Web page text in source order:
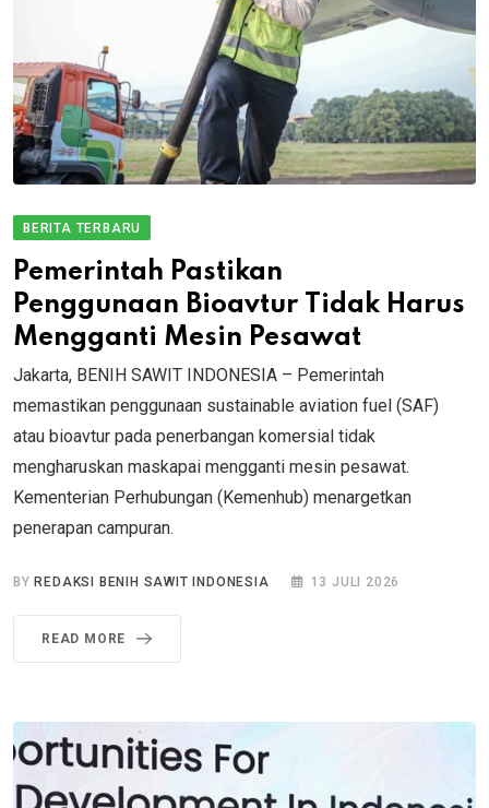
BERITA TERBARU
Pemerintah Pastikan
Penggunaan Bioavtur Tidak Harus
Mengganti Mesin Pesawat
Jakarta, BENIH SAWIT INDONESIA – Pemerintah
memastikan penggunaan sustainable aviation fuel (SAF)
atau bioavtur pada penerbangan komersial tidak
mengharuskan maskapai mengganti mesin pesawat.
Kementerian Perhubungan (Kemenhub) menargetkan
penerapan campuran.
BY REDAKSI BENIH SAWIT INDONESIA 13 JULI 2026
READ MORE